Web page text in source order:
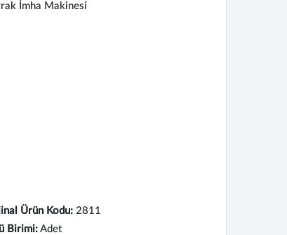
İmha Makinesi
Ürün Kodu: 2811
Birimi: Adet